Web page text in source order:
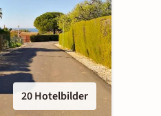
20 Hotelbilder